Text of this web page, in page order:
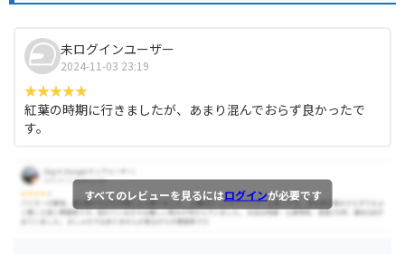
未ログインユーザー
2024-11-03 23:19
紅葉の時期に行きましたが、あまり混んでおらず良かったで
す。
すべてのレビューを見るにはログインが必要です